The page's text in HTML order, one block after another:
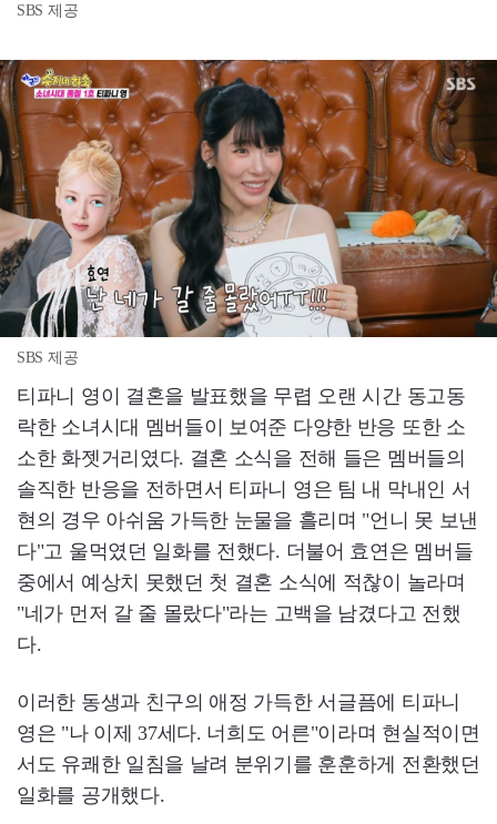
SBS 제공
SBS 제공
티파니 영이 결혼을 발표했을 무렵 오랜 시간 동고동
락한 소녀시대 멤버들이 보여준 다양한 반응 또한 소
소한 화젯거리였다. 결혼 소식을 전해 들은 멤버들의
솔직한 반응을 전하면서 티파니 영은 팀 내 막내인 서
현의 경우 아쉬움 가득한 눈물을 흘리며 "언니 못 보낸
다"고 울먹였던 일화를 전했다. 더불어 효연은 멤버들
중에서 예상치 못했던 첫 결혼 소식에 적찮이 놀라며
"네가 먼저 갈 줄 몰랐다"라는 고백을 남겼다고 전했
다.
이러한 동생과 친구의 애정 가득한 서글픔에 티파니
영은 "나 이제 37세다. 너희도 어른"이라며 현실적이면
서도 유쾌한 일침을 날려 분위기를 훈훈하게 전환했던
일화를 공개했다.